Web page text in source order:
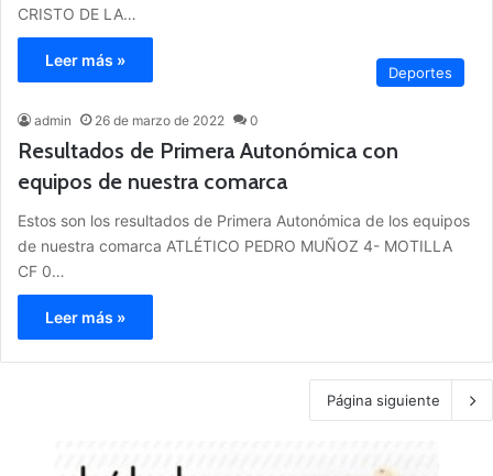
CRISTO DE LA…
Leer más »
Deportes
admin 26 de marzo de 2022 0
Resultados de Primera Autonómica con
equipos de nuestra comarca
Estos son los resultados de Primera Autonómica de los equipos
de nuestra comarca ATLÉTICO PEDRO MUÑOZ 4- MOTILLA
CF 0…
Leer más »
Página siguiente